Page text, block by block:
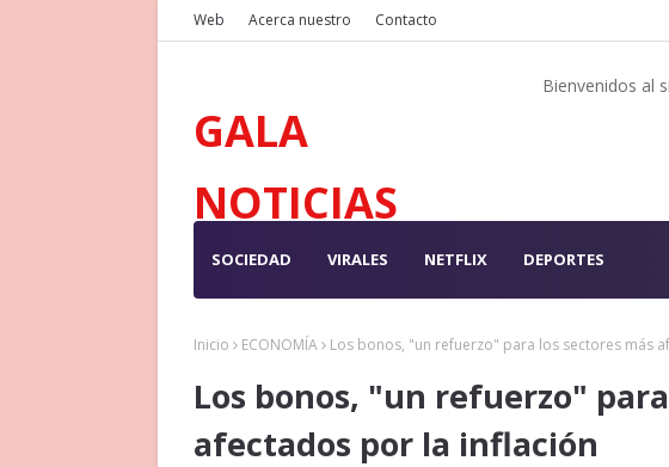
Web Acerca nuestro Contacto
GALA
NOTICIAS
Bienvenidos al
SOCIEDAD VIRALES NETFLIX DEPORTES
Inicio ECONOMÍA Los bonos, "un refuerzo" para los sectores más
Los bonos, "un refuerzo"
afectados por la inflación